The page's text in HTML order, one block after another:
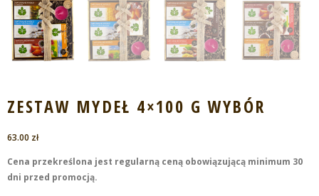
ZESTAW MYDEŁ 4×100 G WYBÓR
63.00 zł
Cena przekreślona jest regularną ceną obowiązującą minimum 30
dni przed promocją.